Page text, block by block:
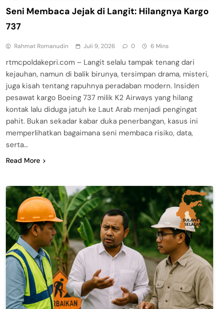
Seni Membaca Jejak di Langit: Hilangnya Kargo
737
Rahmat Romanudin Juli 9, 2026 0 6 Mins
rtmcpoldakepri.com – Langit selalu tampak tenang dari
kejauhan, namun di balik birunya, tersimpan drama, misteri,
juga kisah tentang rapuhnya peradaban modern. Insiden
pesawat kargo Boeing 737 milik K2 Airways yang hilang
kontak lalu diduga jatuh ke Laut Arab menjadi pengingat
pahit. Bukan sekadar kabar duka penerbangan, kasus ini
memperlihatkan bagaimana seni membaca risiko, data,
serta…
Read More